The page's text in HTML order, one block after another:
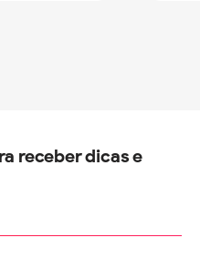
receber dicas e